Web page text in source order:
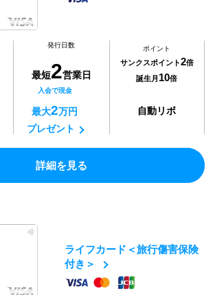
発行日数
最短2営業日
ポイント
サンクスポイント2倍
誕生月 10倍
入会で現金
最大2万円
プレゼント
自動リボ
詳細を見る
ライフカード＜旅行傷害保険
付き＞